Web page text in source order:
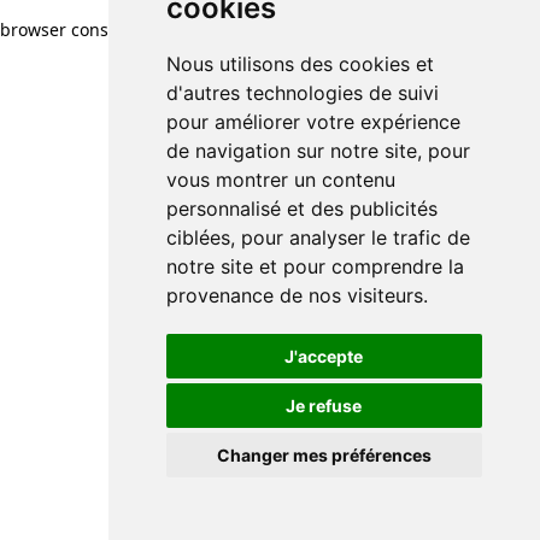
cookies
Nous utilisons des cookies et
d'autres technologies de suivi
pour améliorer votre expérience
de navigation sur notre site, pour
vous montrer un contenu
personnalisé et des publicités
ciblées, pour analyser le trafic de
notre site et pour comprendre la
provenance de nos visiteurs.
J'accepte
Je refuse
Changer mes préférences
browser console for more information)